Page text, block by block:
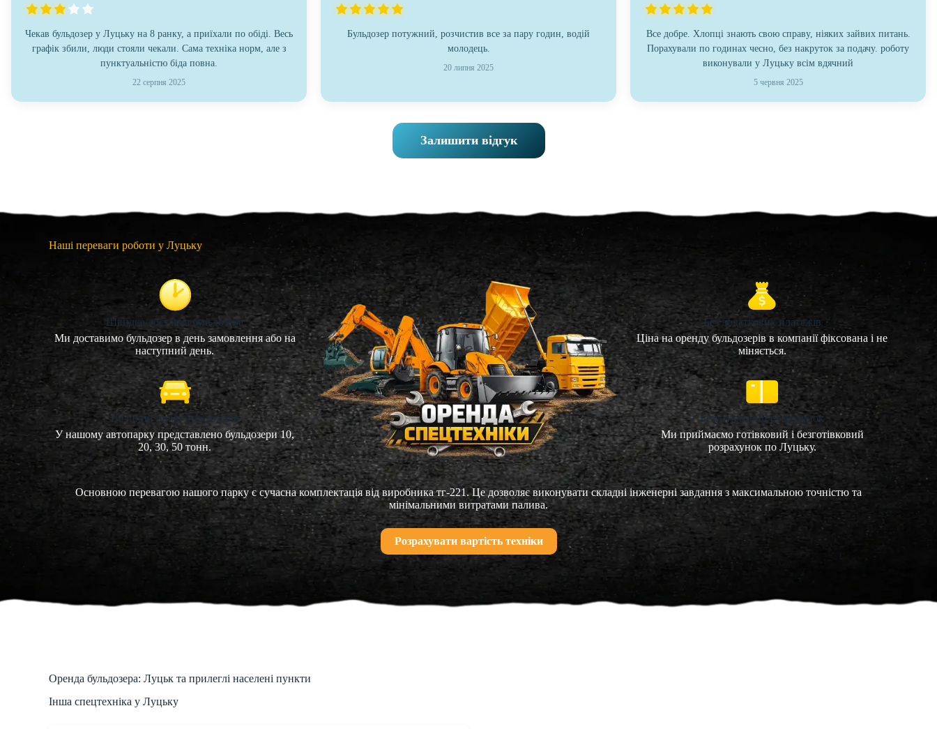
Чекав бульдозер у Луцьку на 8 ранку, а приїхали по обіді. Весь
графік збили, люди стояли чекали. Сама техніка норм, але з
пунктуальністю біда повна.
22 серпня 2025
Бульдозер потужний, розчистив все за пару годин, водій
молодець.
20 липня 2025
Все добре. Хлопці знають свою справу, ніяких зайвих питань.
Порахували по годинах чесно, без накруток за подачу. роботу
виконували у Луцьку всім вдячний
5 червня 2025
Залишити відгук
Наші переваги роботи у Луцьку
Швидка доставка бульдозера
Ми доставимо бульдозер в день замовлення або на
наступний день.
Великий вибір бульдозерів
У нашому автопарку представлено бульдозери 10,
20, 30, 50 тонн.
Без додаткових платежів
Ціна на оренду бульдозерів в компанії фіксована і не
міняється.
Безготівковий розрахунок
Ми приймаємо готівковий і безготівковий
розрахунок по Луцьку.
Основною перевагою нашого парку є сучасна комплектація від виробника тг-221. Це дозволяє виконувати складні інженерні завдання з максимальною точністю та
мінімальними витратами палива.
Розрахувати вартість техніки
Оренда бульдозера: Луцьк та прилеглі населені пункти
Інша спецтехніка у Луцьку